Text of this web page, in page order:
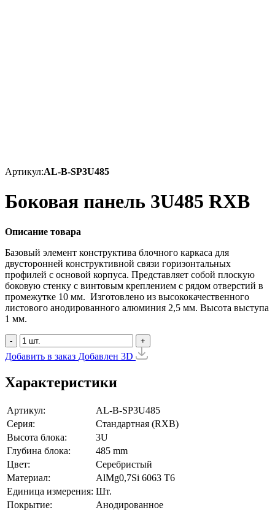
Артикул:AL-B-SP3U485
Боковая панель 3U485 RXB
Описание товара
Базовый элемент конструктива блочного каркаса для
двусторонней конструктивной связи горизонтальных
профилей с основой корпуса. Представляет собой плоскую
боковую стенку с винтовым креплением с рядом отверстий в
промежутке 10 мм. Изготовлено из высококачественного
листового анодированного алюминия 2,5 мм. Высота выступа
1 мм.
- +
Добавить в заказ Добавлен 3D
Характеристики
Артикул:
AL-B-SP3U485
Серия:
Стандартная (RXB)
Высота блока:
3U
Глубина блока:
485 mm
Цвет:
Серебристый
Материал:
AlMg0,7Si 6063 Т6
Единица измерения: Шт.
Покрытие:
Анодированное